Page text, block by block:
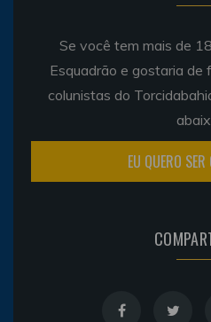
Se você tem mais de
Esquadrão e gostaria
colunistas do
EU QUERO